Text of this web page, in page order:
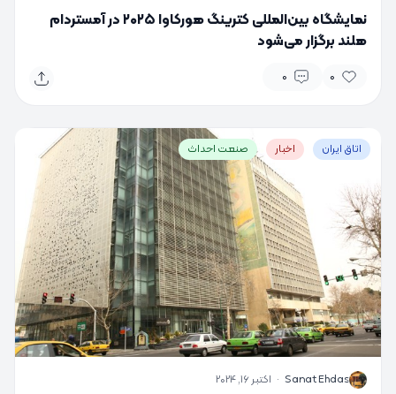
نمایشگاه بین‌المللی کترینگ هورکاوا ۲۰۲۵ در آمستردام
هلند برگزار می‌شود
0
0
اتاق ایران اخبار صنعت احداث
S
Sanat Ehdas
· اکتبر 16, 2024